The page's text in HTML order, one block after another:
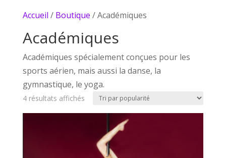
Accueil / Boutique / Académiques
Académiques
Académiques spécialement conçues pour les
sports aérien, mais aussi la danse, la
gymnastique, le yoga.
4 résultats affichésTrié
par
popularité